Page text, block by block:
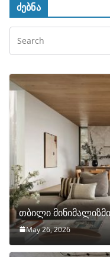
ძებნა
თბილი
May 26, 2026